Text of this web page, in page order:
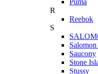
Puma
R
Reebok
S
Saucony
Stone
Stussy